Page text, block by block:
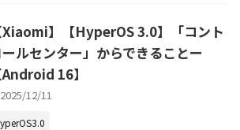
Xiaomi】【HyperOS 3.0】「コント
ルセンター」からできることー
Android 16】
2025/12/11